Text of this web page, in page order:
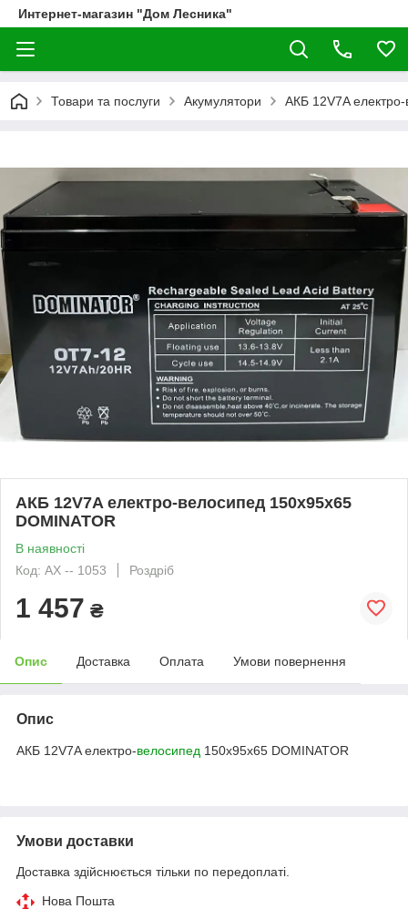
Интернет-магазин "Дом Лесника"
Товари та послуги Акумулятори АКБ 12V7A
АКБ 12V7A електро-велосипед 150x95x65
DOMINATOR
В наявності
Код: АХ -- 1053
Роздріб
1 457 ₴
Опис Доставка Оплата Умови повернення
Опис
АКБ 12V7A електро-велосипед 150x95x65 DOMINATOR
Умови доставки
Доставка здійснюється тільки по передоплаті.
Нова Пошта